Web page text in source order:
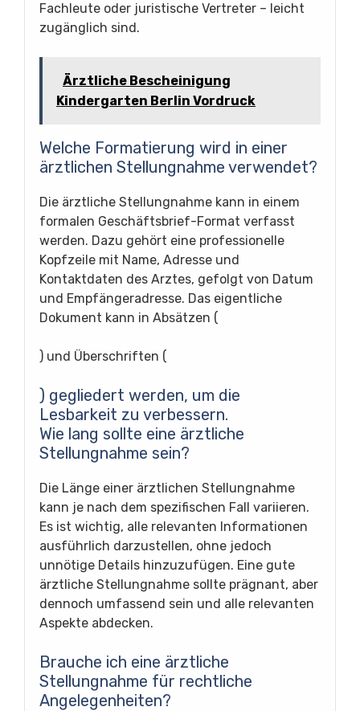
Fachleute oder juristische Vertreter – leicht
zugänglich sind.
Ärztliche Bescheinigung
Kindergarten Berlin Vordruck
Welche Formatierung wird in einer
ärztlichen Stellungnahme verwendet?
Die ärztliche Stellungnahme kann in einem
formalen Geschäftsbrief-Format verfasst
werden. Dazu gehört eine professionelle
Kopfzeile mit Name, Adresse und
Kontaktdaten des Arztes, gefolgt von Datum
und Empfängeradresse. Das eigentliche
Dokument kann in Absätzen (
) und Überschriften (
) gegliedert werden, um die
Lesbarkeit zu verbessern.
Wie lang sollte eine ärztliche
Stellungnahme sein?
Die Länge einer ärztlichen Stellungnahme
kann je nach dem spezifischen Fall variieren.
Es ist wichtig, alle relevanten Informationen
ausführlich darzustellen, ohne jedoch
unnötige Details hinzuzufügen. Eine gute
ärztliche Stellungnahme sollte prägnant, aber
dennoch umfassend sein und alle relevanten
Aspekte abdecken.
Brauche ich eine ärztliche
Stellungnahme für rechtliche
Angelegenheiten?